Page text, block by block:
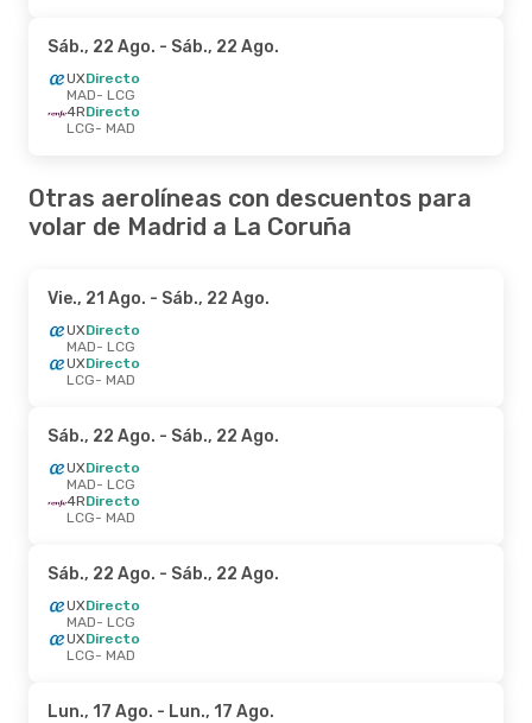
Sáb., 22 Ago. - Sáb., 22 Ago.
UXDirecto
MAD- LCG
4RDirecto
LCG- MAD
Otras aerolíneas con descuentos para
volar de Madrid a La Coruña
Vie., 21 Ago. - Sáb., 22 Ago.
UXDirecto
MAD- LCG
UXDirecto
LCG- MAD
Sáb., 22 Ago. - Sáb., 22 Ago.
UXDirecto
MAD- LCG
4RDirecto
LCG- MAD
Sáb., 22 Ago. - Sáb., 22 Ago.
UXDirecto
MAD- LCG
UXDirecto
LCG- MAD
Lun., 17 Ago. - Lun., 17 Ago.